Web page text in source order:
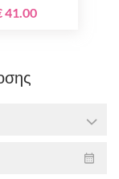
41.00